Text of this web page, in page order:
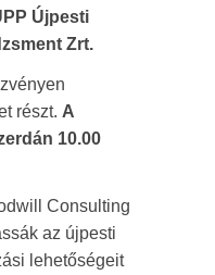
Újpesti
Zrt.
részt. A
10.00
Consulting
az újpesti
lehetőségeit